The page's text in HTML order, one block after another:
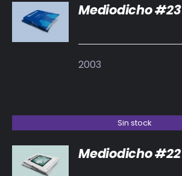
DETALLES
Mediodicho #23
2003
Sin stock
DETALLES
Mediodicho #22